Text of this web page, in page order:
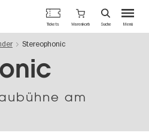
Menü
Tickets Warenkorb Suche
Stereophonic
am